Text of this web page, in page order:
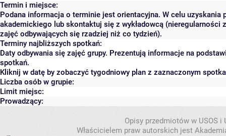
Termin i miejsce:
Podana informacja o terminie jest orientacyjna. W celu
akademickiego lub skontaktuj się z wykładowcą (nieregularności
zajęć odbywających się rzadziej niż co tydzień).
Terminy najbliższych spotkań:
Daty odbywania się zajęć grupy. Prezentują informacje na
spotkań.
Kliknij w datę by zobaczyć tygodniowy plan z zaznaczonym
Liczba osób w grupie:
Limit miejsc:
Prowadzący:
Opisy przedmiotów w USOS
Właścicielem praw autorskich jest